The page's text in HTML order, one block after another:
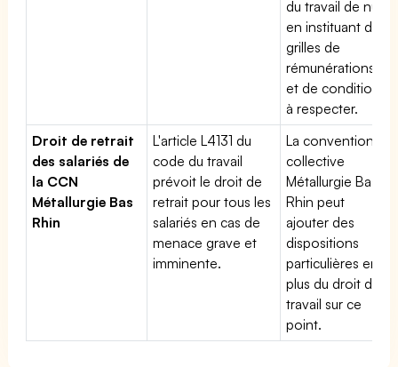
du travail de nuit
en instituant des
grilles de
rémunérations
et de conditions
à respecter.
Droit de retrait
des salariés de
la CCN
Métallurgie Bas
Rhin
L'article L4131 du
code du travail
prévoit le droit de
retrait pour tous les
salariés en cas de
menace grave et
imminente.
La convention
collective
Métallurgie Bas
Rhin peut
ajouter des
dispositions
particulières en
plus du droit du
travail sur ce
point.